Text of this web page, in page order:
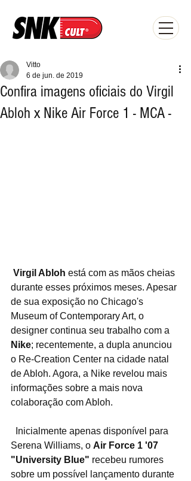
Confira imagens oficiais do Virgil
Abloh x Nike Air Force 1 - MCA -
Vitto
6 de jun. de 2019
Virgil Abloh está com as mãos cheias
durante esses próximos meses. Apesar
de sua exposição no Chicago's
Museum of Contemporary Art, o
designer continua seu trabalho com a
Nike; recentemente, a dupla anunciou
o Re-Creation Center na cidade natal
de Abloh. Agora, a Nike revelou mais
informações sobre a mais nova
colaboração com Abloh.
Serena Williams, o Air Force 1 '07
"University Blue" recebeu rumores
sobre um possível lançamento durante